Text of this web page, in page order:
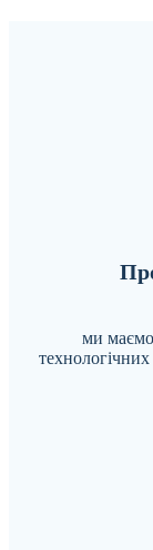
ми маємо